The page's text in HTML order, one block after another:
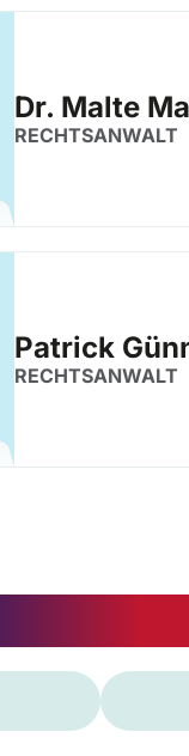
Dr. Malte
RECHTSANWALT
Patrick
RECHTSANWALT